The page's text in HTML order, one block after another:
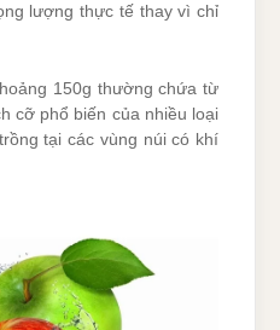
lượng thực tế thay vì chỉ
150g thường chứa từ
cỡ phổ biến của nhiều loại
tại các vùng núi có khí